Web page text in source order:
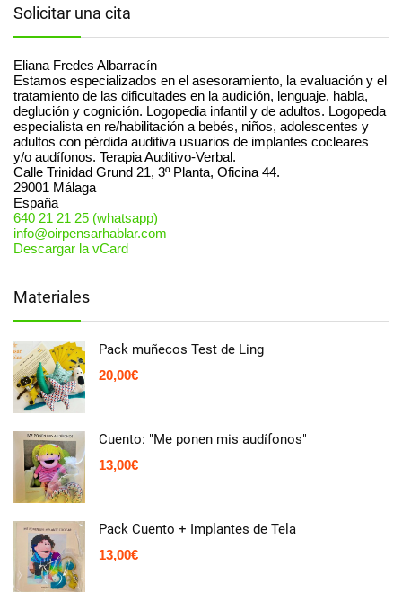
Solicitar una cita
Eliana Fredes Albarracín
Estamos especializados en el asesoramiento, la evaluación y el
tratamiento de las dificultades en la audición, lenguaje, habla,
deglución y cognición. Logopedia infantil y de adultos. Logopeda
especialista en re/habilitación a bebés, niños, adolescentes y
adultos con pérdida auditiva usuarios de implantes cocleares
y/o audífonos. Terapia Auditivo-Verbal.
Calle Trinidad Grund 21, 3º Planta, Oficina 44.
29001 Málaga
España
640 21 21 25 (whatsapp)
info@oirpensarhablar.com
Descargar la vCard
Materiales
Pack muñecos Test de Ling
20,00€
Cuento: "Me ponen mis audífonos"
13,00€
Pack Cuento + Implantes de Tela
13,00€